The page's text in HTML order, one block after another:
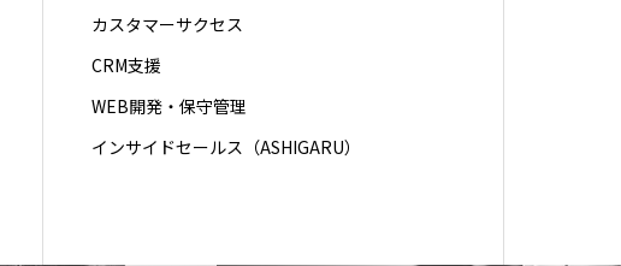
カスタマーサクセス
CRM支援
WEB開発・保守管理
インサイドセールス（ASHIGARU）